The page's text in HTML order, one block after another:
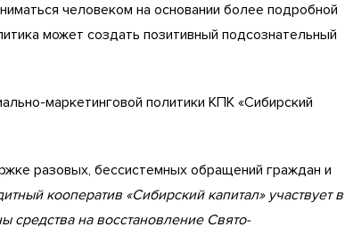
человеком на основании более подробной
может создать позитивный подсознательный
маркетинговой политики КПК «Сибирский
разовых, бессистемных обращений граждан и
кооператив «Сибирский капитал» участвует в
средства на восстановление Свято-